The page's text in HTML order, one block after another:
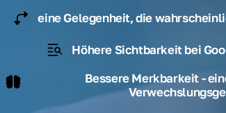
eine Gelegenheit, die
Höhere Sichtbarkeit bei
Bessere Merkbarkeit -